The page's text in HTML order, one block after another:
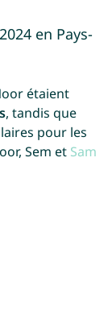
en Pays-
étaient
, tandis que
pour les
Sem et Sam